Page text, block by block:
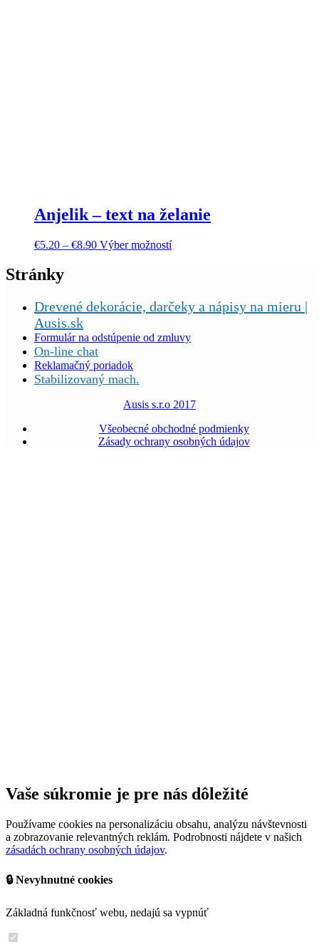
Anjelik – text na želanie
€5.20 – €8.90 Výber možností
Stránky
Drevené dekorácie, darčeky a nápisy na mieru |
Ausis.sk
Formulár na odstúpenie od zmluvy
On-line chat
Reklamačný poriadok
Stabilizovaný mach.
Ausis s.r.o 2017
Všeobecné obchodné podmienky
Zásady ochrany osobných údajov
Vaše súkromie je pre nás dôležité
Používame cookies na personalizáciu obsahu, analýzu návštevnosti
a zobrazovanie relevantných reklám. Podrobnosti nájdete v našich
zásadách ochrany osobných údajov.
🔒 Nevyhnutné cookies
Základná funkčnosť webu, nedajú sa vypnúť